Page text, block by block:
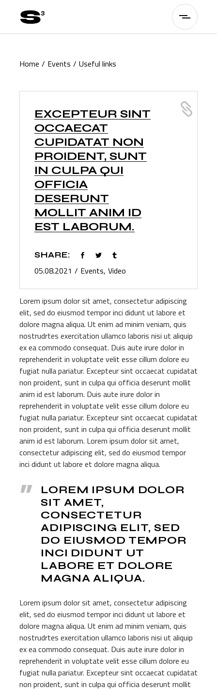
Home Events Useful links
EXCEPTEUR SINT
OCCAECAT
CUPIDATAT NON
PROIDENT, SUNT
IN CULPA QUI
OFFICIA
DESERUNT
MOLLIT ANIM ID
EST LABORUM.
SHARE:
05.08.2021 Events Video
Lorem ipsum dolor sit amet, consectetur adipiscing
elit, sed do eiusmod tempor inci didunt ut labore et
dolore magna aliqua. Ut enim ad minim veniam, quis
nostrudrtes exercitation ullamco laboris nisi ut aliquip
ex ea commodo consequat. Duis aute irure dolor in
reprehenderit in voluptate velit esse cillum dolore eu
fugiat nulla pariatur. Excepteur sint occaecat cupidatat
non proident, sunt in culpa qui officia deserunt mollit
anim id est laborum. Duis aute irure dolor in
reprehenderit in voluptate velit esse cillum dolore eu
fugiat nulla pariatur. Excepteur sint occaecat cupidatat
non proident, sunt in culpa qui officia deserunt mollit
anim id est laborum. Lorem ipsum dolor sit amet,
consectetur adipiscing elit, sed do eiusmod tempor
inci didunt ut labore et dolore magna aliqua.
LOREM IPSUM DOLOR
SIT AMET,
CONSECTETUR
ADIPISCING ELIT, SED
DO EIUSMOD TEMPOR
INCI DIDUNT UT
LABORE ET DOLORE
MAGNA ALIQUA.
Lorem ipsum dolor sit amet, consectetur adipiscing
elit, sed do eiusmod tempor inci didunt ut labore et
dolore magna aliqua. Ut enim ad minim veniam, quis
nostrudrtes exercitation ullamco laboris nisi ut aliquip
ex ea commodo consequat. Duis aute irure dolor in
reprehenderit in voluptate velit esse cillum dolore eu
fugiat nulla pariatur. Excepteur sint occaecat cupidatat
non proident, sunt in culpa qui officia deserunt mollit